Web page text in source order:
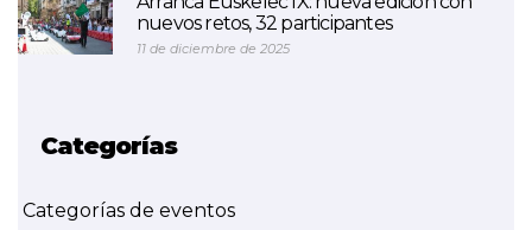
nuevos retos, 32 participantes
11 de diciembre de 2025
Categorías
Categorías de eventos